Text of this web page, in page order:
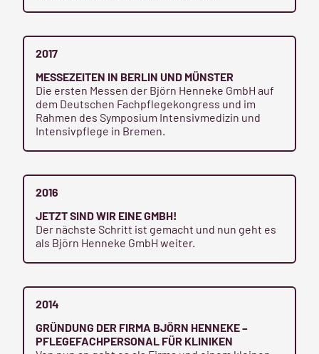
2017
MESSEZEITEN IN BERLIN UND MÜNSTER
Die ersten Messen der Björn Henneke GmbH auf
dem Deutschen Fachpflegekongress und im
Rahmen des Symposium Intensivmedizin und
Intensivpflege in Bremen.
2016
JETZT SIND WIR EINE GMBH!
Der nächste Schritt ist gemacht und nun geht es
als Björn Henneke GmbH weiter.
2014
GRÜNDUNG DER FIRMA BJÖRN HENNEKE –
PFLEGEFACHPERSONAL FÜR KLINIKEN